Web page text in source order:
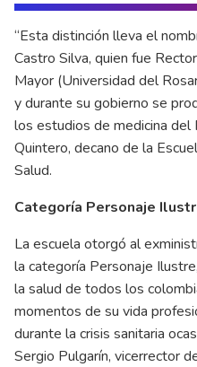
“Esta distinción lleva el
Castro Silva, quien fue
Mayor (Universidad del
y durante su gobierno se
los estudios de medicina del
Quintero, decano de la
Salud.
Categoría Personaje
La escuela otorgó al
la categoría Personaje
la salud de todos los
momentos de su vida
durante la crisis sanitaria
Sergio Pulgarín, vicerrector